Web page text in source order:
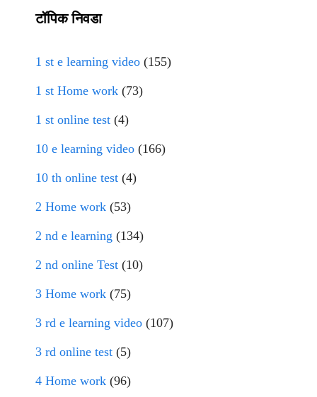
टॉपिक निवडा
1 st e learning video (155)
1 st Home work (73)
1 st online test (4)
10 e learning video (166)
10 th online test (4)
2 Home work (53)
2 nd e learning (134)
2 nd online Test (10)
3 Home work (75)
3 rd e learning video (107)
3 rd online test (5)
4 Home work (96)